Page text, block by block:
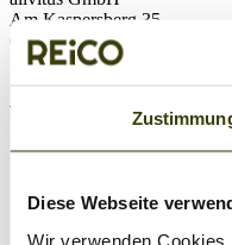
Diese Webseite
Wir verwenden
Am Kaspersberg 35
63654 Büdingen
wichtige Links
Kontakt
Reico Vertriebspartner